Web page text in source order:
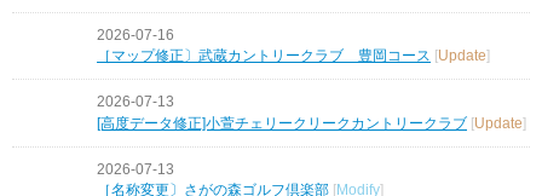
2026-07-16
［マップ修正〕武蔵カントリークラブ 豊岡コース
Update
2026-07-13
[高度データ修正]小萱チェリークリークカントリークラブ [Update]
2026-07-13
［名称変更〕さがの森ゴルフ倶楽部
Modify